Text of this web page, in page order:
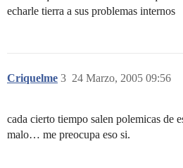
echarle tierra a sus problemas internos
Criquelme 24 Marzo, 2005 09:56
3
cada cierto tiempo salen polemicas
malo… me preocupa eso si.